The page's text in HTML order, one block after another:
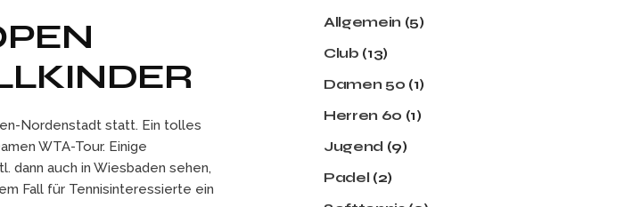
Nordenstadt statt. Ein tolles
WTA-Tour. Einige
dann auch in Wiesbaden sehen,
Fall für Tennisinteressierte ein
Allgemein (5)
Club (13)
Damen 50 (1)
Herren 60 (1)
Jugend (9)
Padel (2)